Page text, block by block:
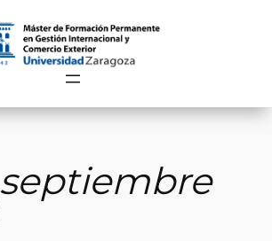
septiembre